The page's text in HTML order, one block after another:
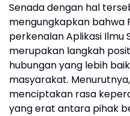
Senada dengan hal
mengungkapkan bahwa
perkenalan Aplikasi Ilmu
merupakan langkah
hubungan yang lebih
masyarakat.
menciptakan rasa
yang erat antara pihak